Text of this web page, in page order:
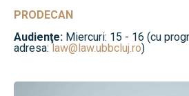
PRODECAN
Audienţe: Miercuri: 15 - 16 (cu
adresa: law@law.ubbcluj.ro)